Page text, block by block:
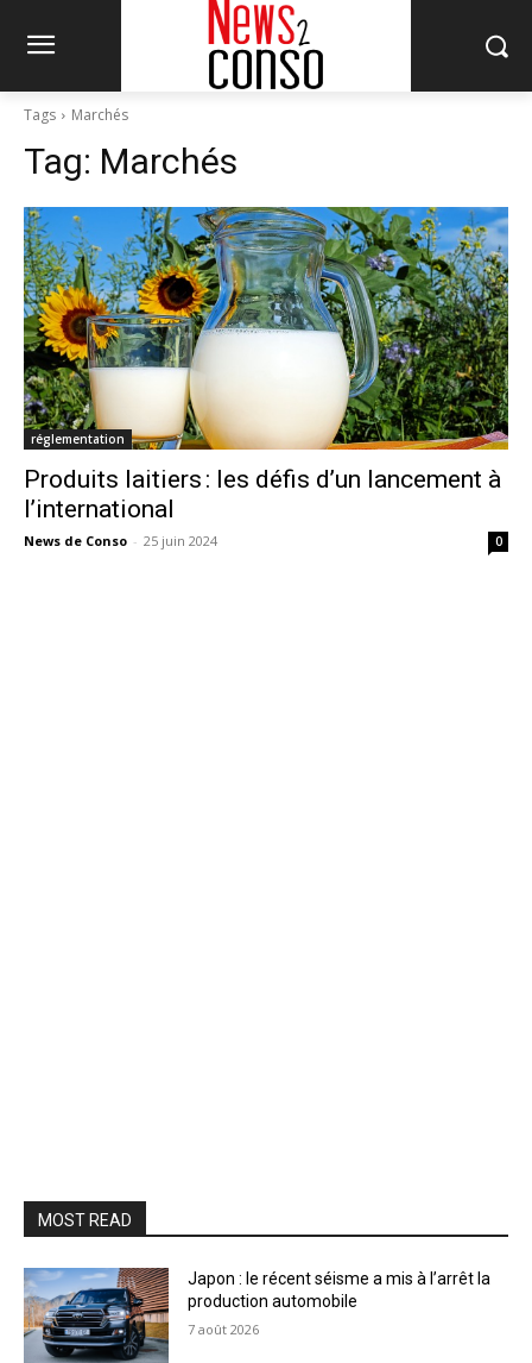
Tags Marchés
Tag: Marchés
réglementation
Produits laitiers : les défis d’un lancement à
l’international
News de Conso - 25 juin 2024 0
MOST READ
Japon : le récent séisme a mis à l’arrêt la
production automobile
7 août 2026